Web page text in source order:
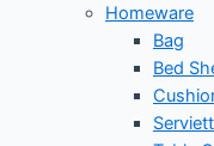
Homeware
Bag
Bed